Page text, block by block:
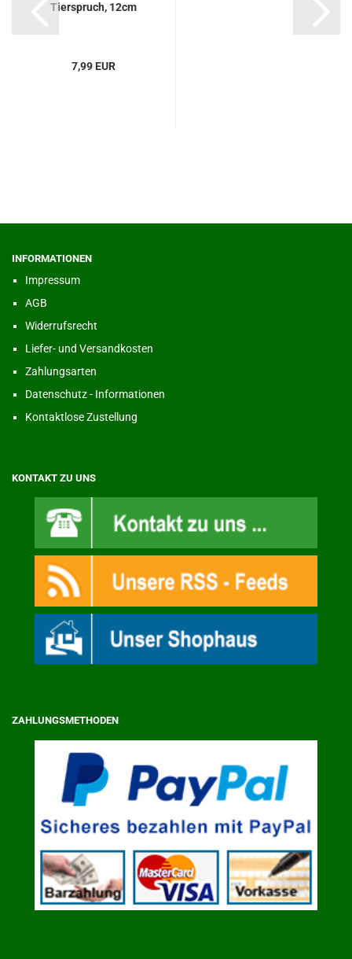
Tierspruch, 12cm
7,99 EUR
INFORMATIONEN
Impressum
AGB
Widerrufsrecht
Liefer- und Versandkosten
Zahlungsarten
Datenschutz - Informationen
Kontaktlose Zustellung
KONTAKT ZU UNS
ZAHLUNGSMETHODEN